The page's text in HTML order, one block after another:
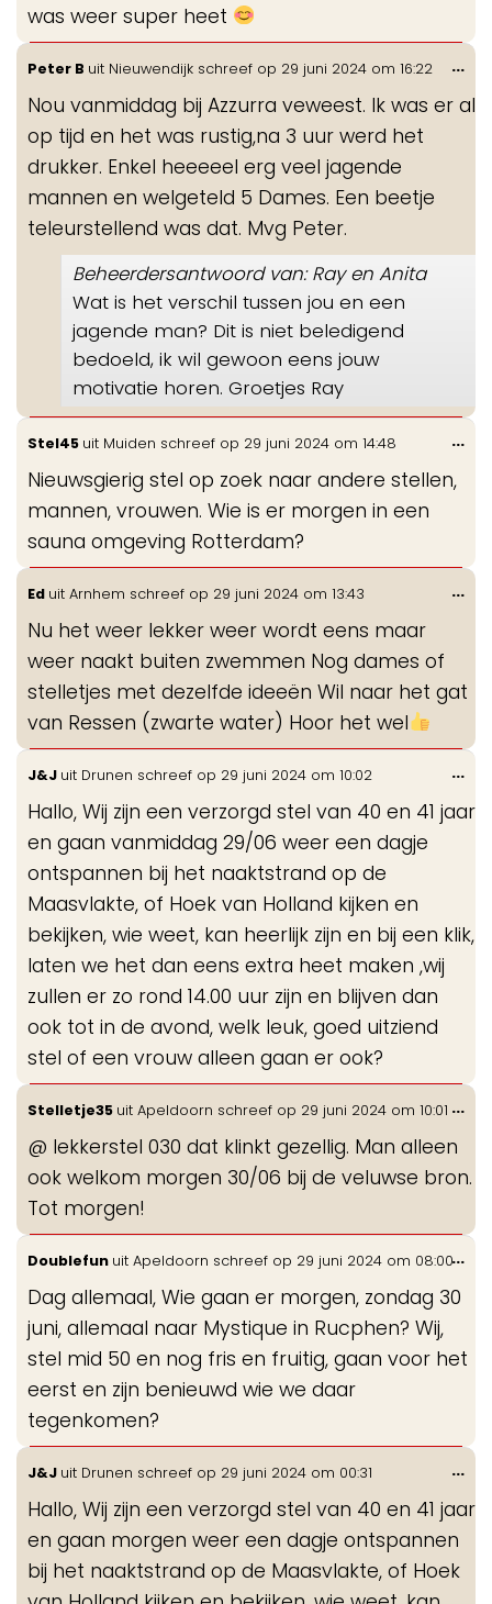
was weer super heet
Peter B uit Nieuwendijk schreef op 29 juni 2024 om 16:22
Nou vanmiddag bij Azzurra veweest. Ik was er al
op tijd en het was rustig,na 3 uur werd het
drukker. Enkel heeeeel erg veel jagende
mannen en welgeteld 5 Dames. Een beetje
teleurstellend was dat. Mvg Peter.
Beheerdersantwoord van: Ray en Anita
Wat is het verschil tussen jou en een
jagende man? Dit is niet beledigend
bedoeld, ik wil gewoon eens jouw
motivatie horen. Groetjes Ray
...
Stel45 uit Muiden schreef op 29 juni 2024 om 14:48
Nieuwsgierig stel op zoek naar andere stellen,
mannen, vrouwen. Wie is er morgen in een
sauna omgeving Rotterdam?
...
Ed uit Arnhem schreef op 29 juni 2024 om 13:43
Nu het weer lekker weer wordt eens maar
weer naakt buiten zwemmen Nog dames of
stelletjes met dezelfde ideeën Wil naar het gat
van Ressen (zwarte water) Hoor het wel
...
J&J uit Drunen schreef op 29 juni 2024 om 10:02
Hallo, Wij zijn een verzorgd stel van 40 en 41 jaar
en gaan vanmiddag 29/06 weer een dagje
ontspannen bij het naaktstrand op de
Maasvlakte, of Hoek van Holland kijken en
bekijken, wie weet, kan heerlijk zijn en bij een klik,
laten we het dan eens extra heet maken ,wij
zullen er zo rond 14.00 uur zijn en blijven dan
ook tot in de avond, welk leuk, goed uitziend
stel of een vrouw alleen gaan er ook?
...
Stelletje35 uit Apeldoorn schreef op 29 juni 2024 om 10:01
@ lekkerstel 030 dat klinkt gezellig. Man alleen
ook welkom morgen 30/06 bij de veluwse bron.
Tot morgen!
...
Doublefun uit Apeldoorn schreef op 29 juni 2024 om 08:00
Dag allemaal, Wie gaan er morgen, zondag 30
juni, allemaal naar Mystique in Rucphen? Wij,
stel mid 50 en nog fris en fruitig, gaan voor het
eerst en zijn benieuwd wie we daar
tegenkomen?
...
J&J uit Drunen schreef op 29 juni 2024 om 00:31
Hallo, Wij zijn een verzorgd stel van 40 en 41 jaar
en gaan morgen weer een dagje ontspannen
bij het naaktstrand op de Maasvlakte, of Hoek
...